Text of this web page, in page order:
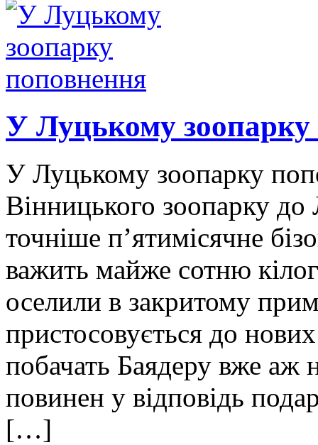
У Луцькому
У Луцькому зоопарку
Вінницького зоопарку до
точніше п’ятимісячне
важить майже сотню
оселили в закритому
пристосовується до
побачать Баядеру вже аж
повинен у відповідь
[…]